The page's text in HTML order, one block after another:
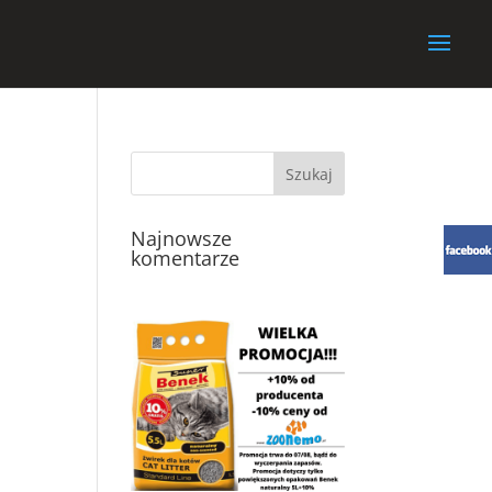
Najnowsze
komentarze